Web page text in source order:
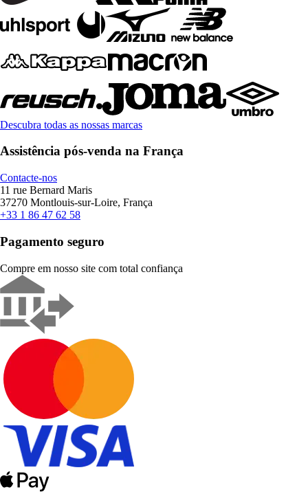
Descubra todas as nossas marcas
Assistência pós-venda na França
Contacte-nos
11 rue Bernard Maris
37270 Montlouis-sur-Loire, França
+33 1 86 47 62 58
Pagamento seguro
Compre em nosso site com total confiança